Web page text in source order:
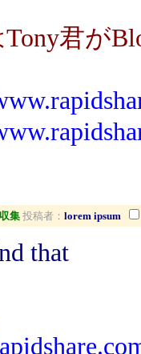
Tony君が
集 投稿者： lorem ipsum
that